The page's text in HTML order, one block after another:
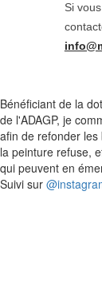
Si
Bénéficiant de la
de l'ADAGP, je
afin de refonder
la peinture refuse,
qui peuvent en
Suivi sur